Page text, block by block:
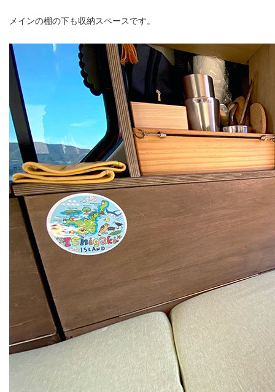
メインの棚の下も収納スペースです。